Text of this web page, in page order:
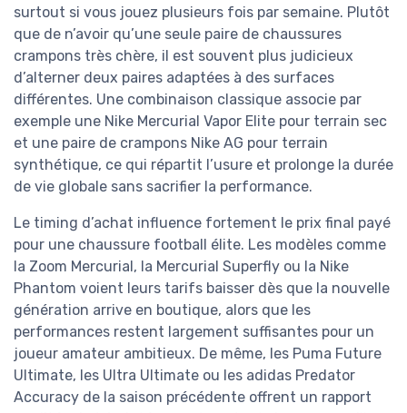
surtout si vous jouez plusieurs fois par semaine. Plutôt
que de n’avoir qu’une seule paire de chaussures
crampons très chère, il est souvent plus judicieux
d’alterner deux paires adaptées à des surfaces
différentes. Une combinaison classique associe par
exemple une Nike Mercurial Vapor Elite pour terrain sec
et une paire de crampons Nike AG pour terrain
synthétique, ce qui répartit l’usure et prolonge la durée
de vie globale sans sacrifier la performance.
Le timing d’achat influence fortement le prix final payé
pour une chaussure football élite. Les modèles comme
la Zoom Mercurial, la Mercurial Superfly ou la Nike
Phantom voient leurs tarifs baisser dès que la nouvelle
génération arrive en boutique, alors que les
performances restent largement suffisantes pour un
joueur amateur ambitieux. De même, les Puma Future
Ultimate, les Ultra Ultimate ou les adidas Predator
Accuracy de la saison précédente offrent un rapport